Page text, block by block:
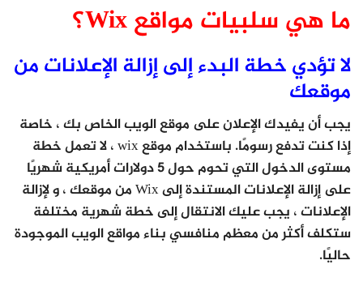
ما هي سلبيات مواقع Wix؟
لا تؤدي خطة البدء إلى إزالة الإعلانات من
موقعك
يجب أن يفيدك الإعلان على موقع الويب الخاص بك ، خاصة
إذا كنت تدفع رسومًا. باستخدام موقع wix ، لا تعمل خطة
مستوى الدخول التي تحوم حول 5 دولارات أمريكية شهريًا
على إزالة الإعلانات المستندة إلى Wix من موقعك ، و لإزالة
الإعلانات ، يجب عليك الانتقال إلى خطة شهرية مختلفة
ستكلف أكثر من معظم منافسي بناء مواقع الويب الموجودة
حاليًا.